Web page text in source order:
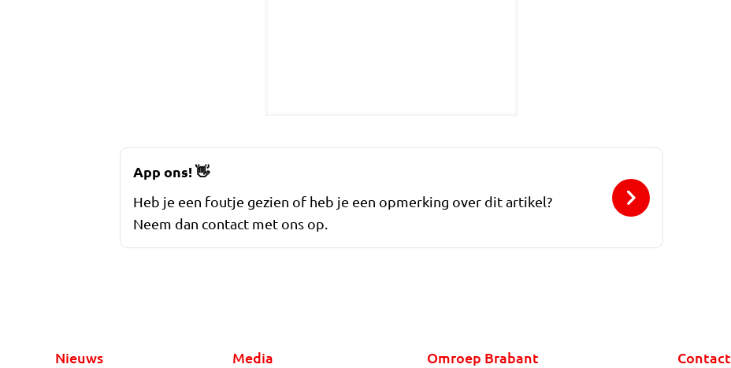
App ons!👋
Heb je een foutje gezien of heb je een opmerking over dit artikel?
Neem dan contact met ons op.
Nieuws Media Omroep Brabant Contact